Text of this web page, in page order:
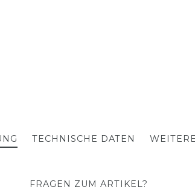
TECHNISCHE DATEN
FRAGEN ZUM ARTIKEL?